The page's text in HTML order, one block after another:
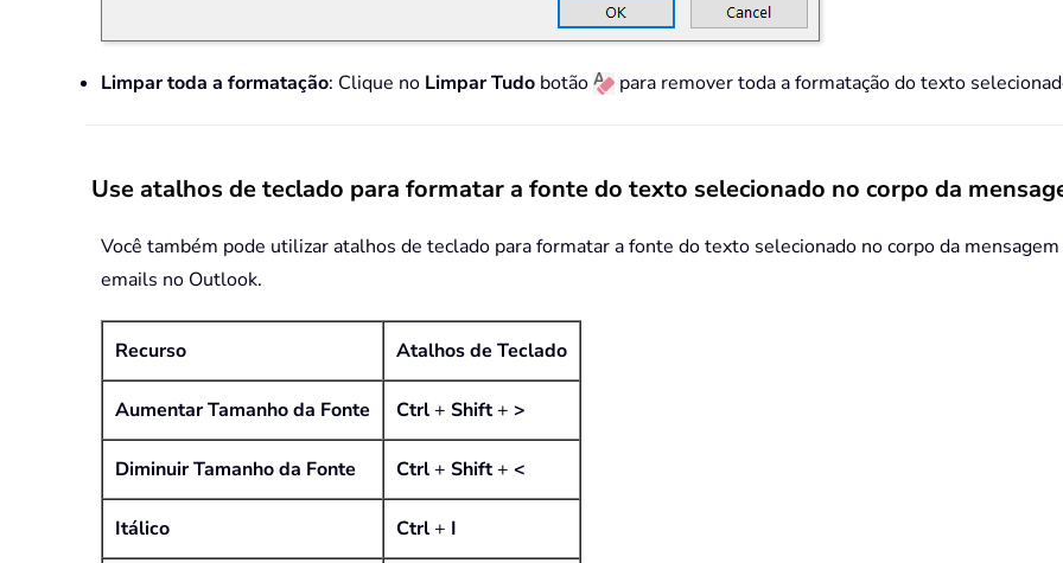
Limpar toda a formatação: Clique no Limpar Tudo botão para remover toda a formatação do texto
Use atalhos de teclado para formatar a fonte do texto selecionado no corpo da
Você também pode utilizar atalhos de teclado para formatar a fonte do texto selecionado no corpo da
emails no Outlook.
Recurso Atalhos de Teclado
Aumentar Tamanho da Fonte Ctrl+ Shift+ >
Diminuir Tamanho da Fonte Ctrl+ Shift+ <
Itálico Ctrl+ I